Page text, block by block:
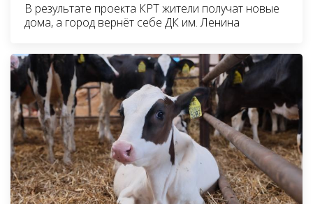
В результате проекта КРТ жители получат новые
дома, а город вернёт себе ДК им. Ленина